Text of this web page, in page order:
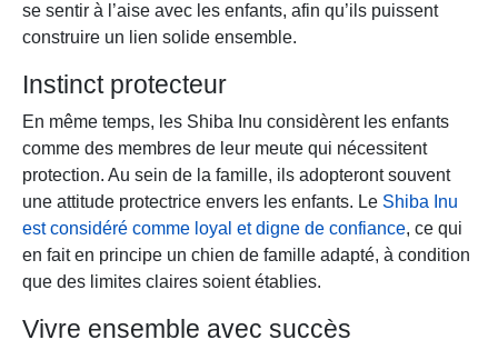
se sentir à l’aise avec les enfants, afin qu’ils puissent
construire un lien solide ensemble.
Instinct protecteur
En même temps, les Shiba Inu considèrent les enfants
comme des membres de leur meute qui nécessitent
protection. Au sein de la famille, ils adopteront souvent
une attitude protectrice envers les enfants. Le Shiba Inu
est considéré comme loyal et digne de confiance, ce qui
en fait en principe un chien de famille adapté, à condition
que des limites claires soient établies.
Vivre ensemble avec succès